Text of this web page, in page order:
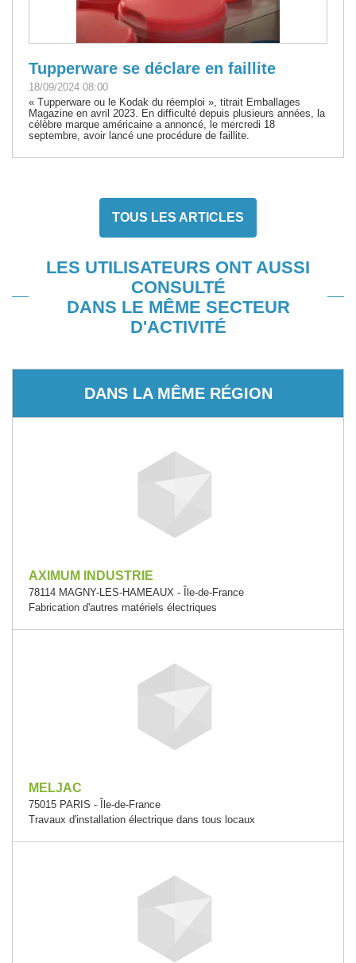
Tupperware se déclare en faillite
18/09/2024 08:00
« Tupperware ou le Kodak du réemploi », titrait Emballages
Magazine en avril 2023. En difficulté depuis plusieurs années, la
célèbre marque américaine a annoncé, le mercredi 18
septembre, avoir lancé une procédure de faillite.
TOUS LES ARTICLES
LES UTILISATEURS ONT AUSSI
CONSULTÉ
DANS LE MÊME SECTEUR
D'ACTIVITÉ
DANS LA MÊME RÉGION
AXIMUM INDUSTRIE
78114 MAGNY-LES-HAMEAUX - Île-de-France
Fabrication d'autres matériels électriques
MELJAC
75015 PARIS - Île-de-France
Travaux d'installation électrique dans tous locaux